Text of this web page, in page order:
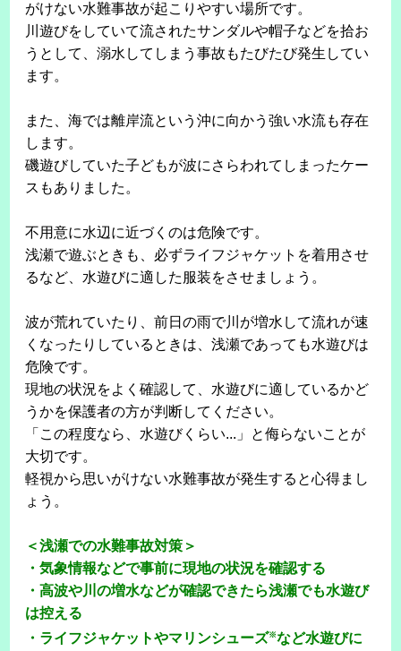
がけない水難事故が起こりやすい場所です。
川遊びをしていて流されたサンダルや帽子などを拾お
うとして、溺水してしまう事故もたびたび発生してい
ます。
また、海では離岸流という沖に向かう強い水流も存在
します。
磯遊びしていた子どもが波にさらわれてしまったケー
スもありました。
不用意に水辺に近づくのは危険です。
浅瀬で遊ぶときも、必ずライフジャケットを着用させ
るなど、水遊びに適した服装をさせましょう。
波が荒れていたり、前日の雨で川が増水して流れが速
くなったりしているときは、浅瀬であっても水遊びは
危険です。
現地の状況をよく確認して、水遊びに適しているかど
うかを保護者の方が判断してください。
「この程度なら、水遊びくらい...」と侮らないことが
大切です。
軽視から思いがけない水難事故が発生すると心得まし
ょう。
＜浅瀬での水難事故対策＞
・気象情報などで事前に現地の状況を確認する
・高波や川の増水などが確認できたら浅瀬でも水遊び
は控える
・ライフジャケットやマリンシューズ※など水遊びに